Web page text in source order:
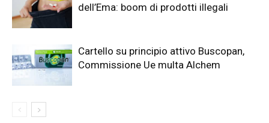
dell’Ema: boom di prodotti illegali
Cartello su principio attivo Buscopan,
Commissione Ue multa Alchem